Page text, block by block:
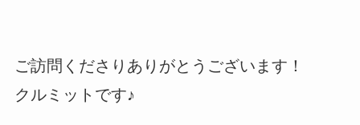
ご訪問くださりありがとうございます！
クルミットです♪